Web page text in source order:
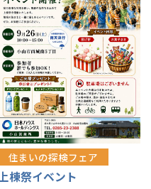
住まいの探検フェア
棟祭イベント